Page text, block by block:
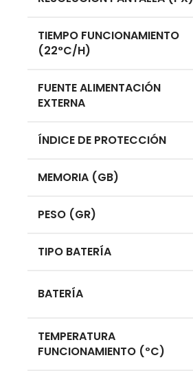
TIEMPO FUNCIONAMIENTO
(22°C/H)
FUENTE ALIMENTACIÓN
EXTERNA
ÍNDICE DE PROTECCIÓN
MEMORIA (GB)
PESO (GR)
TIPO BATERÍA
BATERÍA
TEMPERATURA
FUNCIONAMIENTO (ºC)